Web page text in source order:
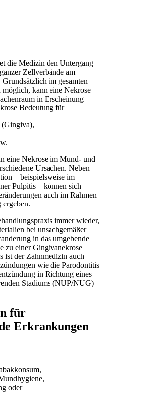
die Medizin den Untergang
Zellverbände am
Grundsätzlich im gesamten
kann eine Nekrose
in Erscheinung
Bedeutung für
(Gingiva),
eine Nekrose im Mund- und
Ursachen. Neben
– beispielsweise im
Pulpitis – können sich
auch im Rahmen
ergeben.
immer wieder,
bei unsachgemäßer
in das umgebende
zu einer Gingivanekrose
ist der Zahnmedizin auch
wie die Parodontitis
in Richtung eines
Stadiums (NUP/NUG)
für
Erkrankungen
oder